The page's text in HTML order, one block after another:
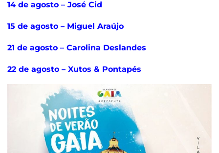
14 de agosto – José Cid
15 de agosto – Miguel Araújo
21 de agosto – Carolina Deslandes
22 de agosto – Xutos & Pontapés